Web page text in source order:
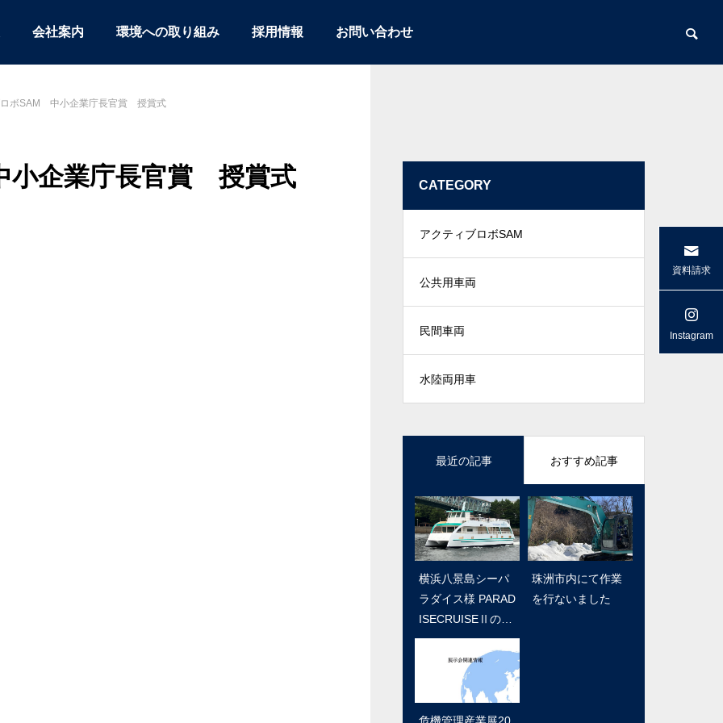
会社案内 環境への取り組み 採用情報 お問い合わせ
ロボSAM 中小企業庁長官賞 授賞式
企業庁長官賞 授賞式 CATEGORY
アクティブロボSAM
公共用車両
民間車両
水陸両用車
最近の記事 おすすめ記事
横浜八景島シーパ
ラダイス様 PARAD
ISECRUISEⅡのお
披露目
珠洲市内にて作業
を行ないました
危機管理産業展20
テクニカルショウ
ヨコハマ2021 ア
クティブロボSAM
出展のお知らせ
危機管理産業展20
22 SAM出展
自衛隊施設科セミ
資料請求
Instagram